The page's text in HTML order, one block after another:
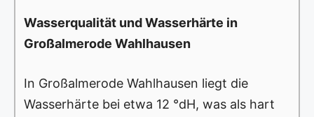
Wasserqualität und Wasserhärte in
Großalmerode Wahlhausen
In Großalmerode Wahlhausen liegt die
Wasserhärte bei etwa 12 °dH, was als hart